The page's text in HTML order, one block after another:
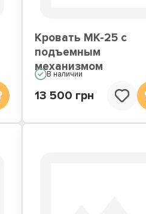
Кровать МК-25 с
подъемным
механизмом
В наличии
13 500 грн